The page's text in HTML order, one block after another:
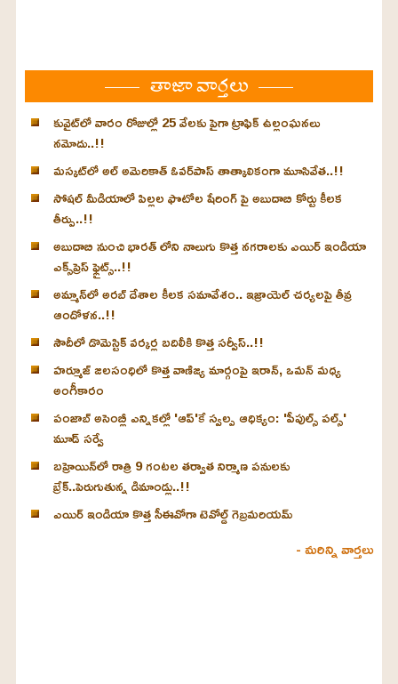
తాజా వార్తలు
కువైట్‌లో వారం రోజుల్లో 25 వేలకు పైగా ట్రాఫిక్ ఉల్లంఘనలు
నమోదు..!!
మస్కట్‌లో అల్ అమెరికాత్ ఓవర్‌పాస్ తాత్కాలికంగా మూసివేత..!!
సోషల్ మీడియాలో పిల్లల ఫొటోల షేరింగ్ పై అబుదాబి కోర్టు కీలక
తీర్పు..!!
అబుదాబి నుంచి భారత్ లోని నాలుగు కొత్త నగరాలకు ఎయిర్ ఇండియా
ఎక్స్‌ప్రెస్ ఫ్లైట్స్..!!
అమ్మాన్‌లో అరబ్ దేశాల కీలక సమావేశం.. ఇజ్రాయెల్ చర్యలపై తీవ్ర
ఆందోళన..!!
సౌదీలో డొమెస్టిక్ వర్కర్ల బదిలీకి కొత్త సర్వీస్..!!
హర్మూజ్ జలసంధిలో కొత్త వాణిజ్య మార్గంపై ఇరాన్, ఒమన్ మధ్య
అంగీకారం
పంజాబ్ అసెంబ్లీ ఎన్నికల్లో 'ఆప్'కే స్వల్ప ఆధిక్యం: 'పీపుల్స్ పల్స్'
మూడ్ సర్వే
బహ్రెయిన్‌లో రాత్రి 9 గంటల తర్వాత నిర్మాణ పనులకు
బ్రేక్..పెరుగుతున్న డిమాండ్లు..!!
ఎయిర్ ఇండియా కొత్త సీఈవోగా టెవోల్డ్ గెబ్రమరియమ్
- మరిన్ని వార్తలు